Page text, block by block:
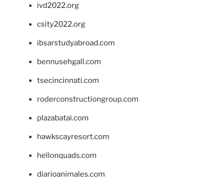
ivd2022.org
csity2022.org
ibsarstudyabroad.com
bennusehgall.com
tsecincinnati.com
roderconstructiongroup.com
plazabatai.com
hawkscayresort.com
hellonquads.com
diarioanimales.com